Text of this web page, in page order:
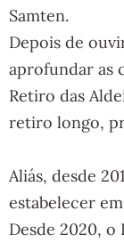
Samten.
Depois de
aprofundar as
Retiro das
retiro longo,
Aliás, desde
estabelecer em
Desde 2020,